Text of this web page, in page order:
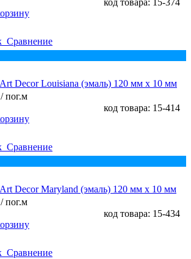
код товара: 15-374
Сравнение
Decor Louisiana (эмаль) 120 мм х 10 мм
/ пог.м
код товара: 15-414
Сравнение
Decor Maryland (эмаль) 120 мм х 10 мм
/ пог.м
код товара: 15-434
Сравнение